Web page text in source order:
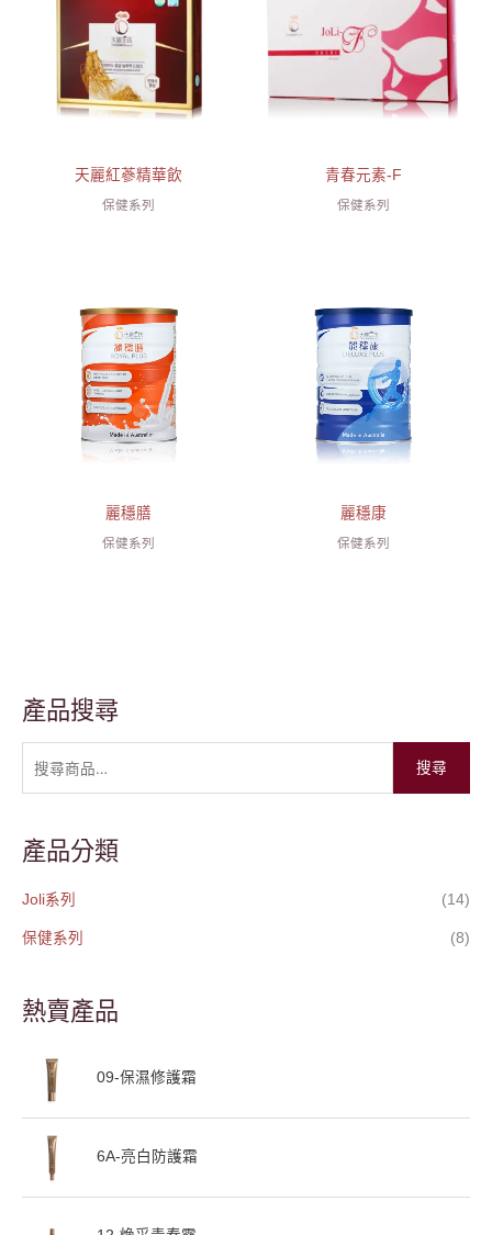
產品搜尋
搜
尋
關
鍵
:
搜尋
產品分類
Joli系列 (14)
保健系列 (8)
熱賣產品
09-保濕修護霜
6A-亮白防護霜
天麗紅蔘精華飲
保健系列
青春元素-F
保健系列
麗穩膳
保健系列
麗穩康
保健系列